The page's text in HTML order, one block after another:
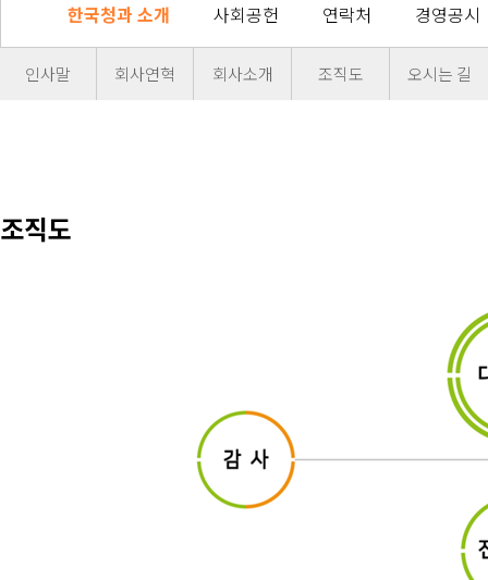
한국청과 소개 사회공헌 연락처 경영공시
인사말 회사연혁 회사소개 조직도 오시는 길
조직도